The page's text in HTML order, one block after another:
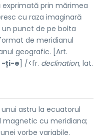
prin mărimea
cu raza imaginară
punct de pe bolta
de meridianul
geografic. [Art.
-ți-e ] /<fr. declination, lat.
astru la ecuatorul
cu meridiana;
vorbe variabile.